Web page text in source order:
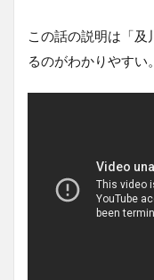
この話の説明は「及
るのがわかりやすい。